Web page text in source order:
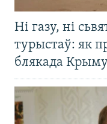
Ні газу, ні
турыстаў: як
блякада